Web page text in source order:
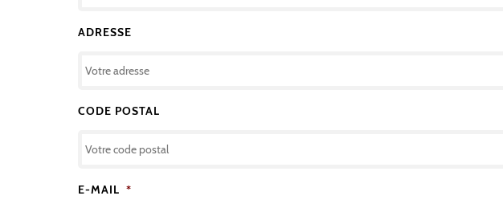
ADRESSE
CODE POSTAL
E-MAIL *